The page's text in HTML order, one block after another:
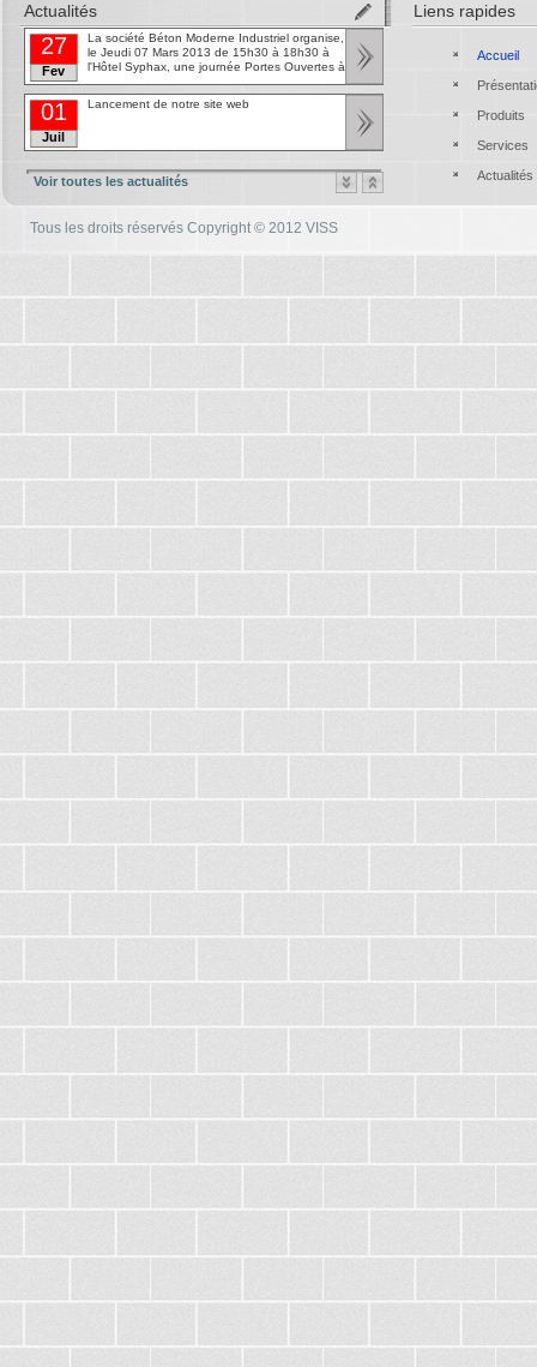
Actualités
27
Fev
La société Béton Moderne Industriel organise,
le Jeudi 07 Mars 2013 de 15h30 à 18h30 à
l'Hôtel Syphax, une journée Portes Ouvertes à
Bâtiment.
tt
01
Juil
Lancement de notre site web
Voir toutes les actualités
Liens rapides
Accueil
Produits
Services
Actualités
Tous les droits réservés Copyright © 2012 VISS